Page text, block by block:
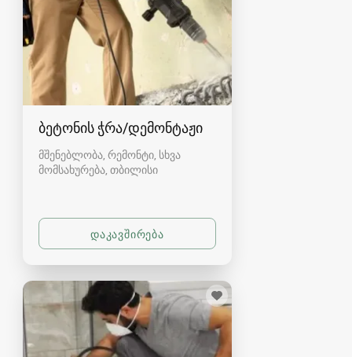
ბეტონის ჭრა/დემონტაჟი
მშენებლობა, რემონტი, სხვა
მომსახურება თბილისი